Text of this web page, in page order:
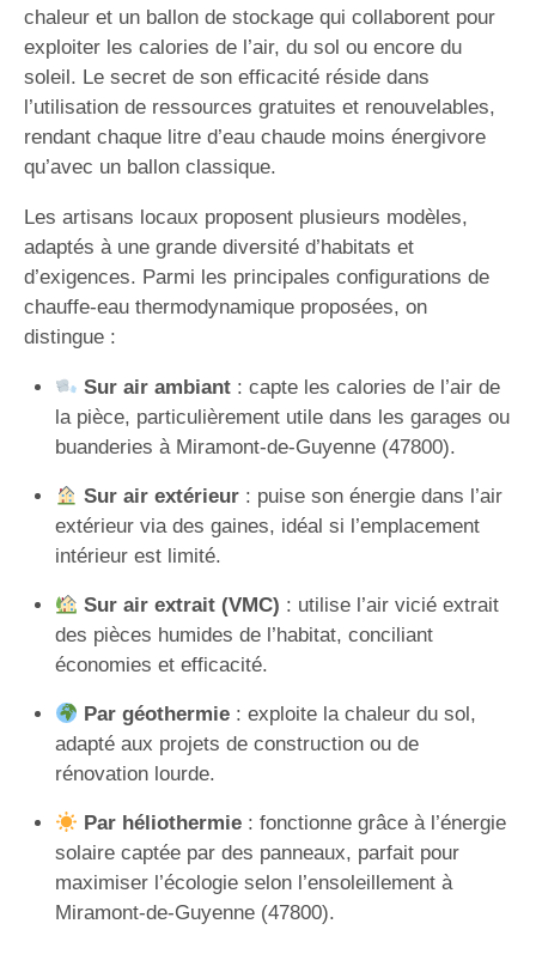
chaleur et un ballon de stockage qui collaborent pour
exploiter les calories de l’air, du sol ou encore du
soleil. Le secret de son efficacité réside dans
l’utilisation de ressources gratuites et renouvelables,
rendant chaque litre d’eau chaude moins énergivore
qu’avec un ballon classique.
Les artisans locaux proposent plusieurs modèles,
adaptés à une grande diversité d’habitats et
d’exigences. Parmi les principales configurations de
chauffe-eau thermodynamique proposées, on
distingue :
Sur air ambiant: capte les calories de l’air de
la pièce, particulièrement utile dans les garages ou
buanderies à Miramont-de-Guyenne (47800).
Sur air extérieur: puise son énergie dans l’air
extérieur via des gaines, idéal si l’emplacement
intérieur est limité.
Sur air extrait (VMC) : utilise l’air vicié extrait
des pièces humides de l’habitat, conciliant
économies et efficacité.
Par géothermie: exploite la chaleur du sol,
adapté aux projets de construction ou de
rénovation lourde.
Par héliothermie: fonctionne grâce à l’énergie
solaire captée par des panneaux, parfait pour
maximiser l’écologie selon l’ensoleillement à
Miramont-de-Guyenne (47800).